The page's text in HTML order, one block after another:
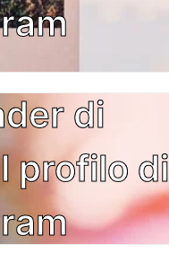
di
profilo di